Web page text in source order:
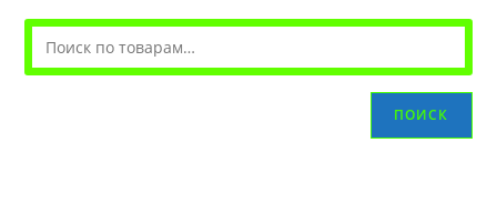
ПОИСК